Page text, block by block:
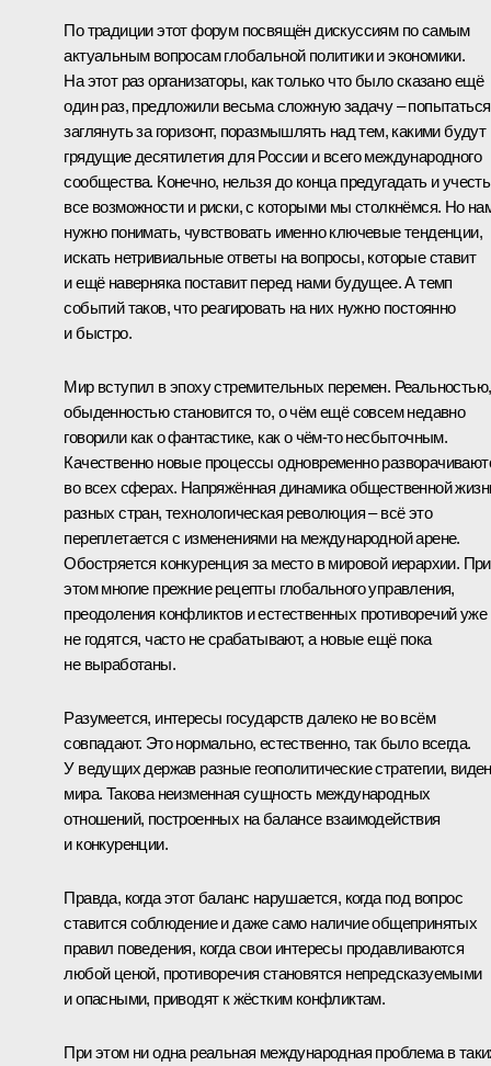
По традиции этот форум посвящён дискуссиям по самым
актуальным вопросам глобальной политики и экономики.
На этот раз организаторы, как только что было сказано ещё
один раз, предложили весьма сложную задачу – попытаться
заглянуть за горизонт, поразмышлять над тем, какими будут
грядущие десятилетия для России и всего международного
сообщества. Конечно, нельзя до конца предугадать и учесть
все возможности и риски, с которыми мы столкнёмся. Но
нужно понимать, чувствовать именно ключевые тенденции,
искать нетривиальные ответы на вопросы, которые ставит
и ещё наверняка поставит перед нами будущее. А темп
событий таков, что реагировать на них нужно постоянно
и быстро.
Мир вступил в эпоху стремительных перемен. Реальностью,
обыденностью становится то, о чём ещё совсем недавно
говорили как о фантастике, как о чём-то несбыточным.
Качественно новые процессы одновременно
во всех сферах. Напряжённая динамика общественной
разных стран, технологическая революция – всё это
переплетается с изменениями на международной арене.
Обостряется конкуренция за место в мировой иерархии. При
этом многие прежние рецепты глобального управления,
преодоления конфликтов и естественных противоречий уже
не годятся, часто не срабатывают, а новые ещё пока
не выработаны.
Разумеется, интересы государств далеко не во всём
совпадают. Это нормально, естественно, так было всегда.
У ведущих держав разные геополитические стратегии,
мира. Такова неизменная сущность международных
отношений, построенных на балансе взаимодействия
и конкуренции.
Правда, когда этот баланс нарушается, когда под вопрос
ставится соблюдение и даже само наличие общепринятых
правил поведения, когда свои интересы продавливаются
любой ценой, противоречия становятся непредсказуемыми
и опасными, приводят к жёстким конфликтам.
При этом ни одна реальная международная проблема в